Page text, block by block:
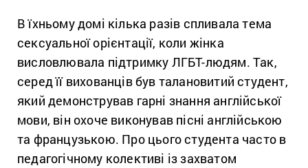
В їхньому домі кілька разів спливала тема
сексуальної орієнтації, коли жінка
висловлювала підтримку ЛГБТ-людям. Так,
серед її вихованців був талановитий студент,
який демонстрував гарні знання англійської
мови, він охоче виконував пісні англійською
та французькою. Про цього студента часто в
педагогічному колективі із захватом